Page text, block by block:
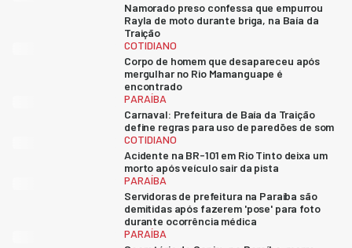
Namorado preso confessa que empurrou
Rayla de moto durante briga, na Baía da
Traição
COTIDIANO
Corpo de homem que desapareceu após
mergulhar no Rio Mamanguape é
encontrado
PARAÍBA
Carnaval: Prefeitura de Baía da Traição
define regras para uso de paredões de som
COTIDIANO
Acidente na BR-101 em Rio Tinto deixa um
morto após veículo sair da pista
PARAÍBA
Servidoras de prefeitura na Paraíba são
demitidas após fazerem 'pose' para foto
durante ocorrência médica
PARAÍBA